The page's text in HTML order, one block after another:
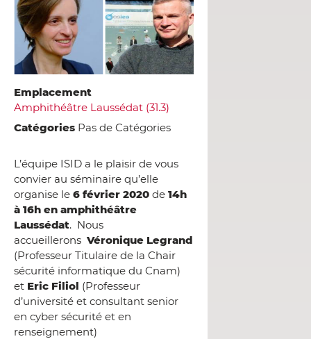
Emplacement
Amphithéâtre Laussédat (31.3)
Catégories Pas de Catégories
L’équipe ISID a le plaisir de vous
convier au séminaire qu’elle
organise le 6 février 2020 de 14h
à 16h en amphithéâtre
Laussédat. Nous
accueillerons Véronique Legrand
(Professeur Titulaire de la Chair
sécurité informatique du Cnam)
et Eric Filiol (Professeur
d’université et consultant senior
en cyber sécurité et en
renseignement)